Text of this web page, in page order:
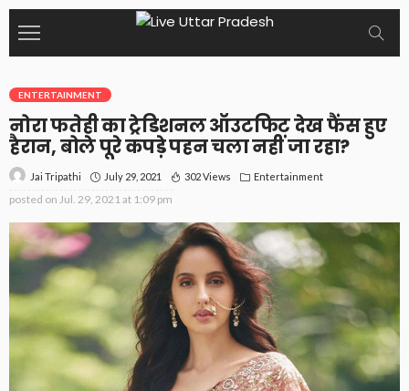
ENTERTAINMENT
नोरा फतेही का ट्रेडिशनल ऑउटफिट देख फैंस हुए
हैरान, बोले पूरे कपड़े पहन चला नहीं जा रहा?
Jai Tripathi July 29, 2021 302 Views Entertainment
posted on Jul. 29, 2021 at 1:09 pm